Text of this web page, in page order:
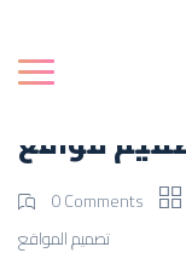
مواقع
0 Comments
تصميم المواقع